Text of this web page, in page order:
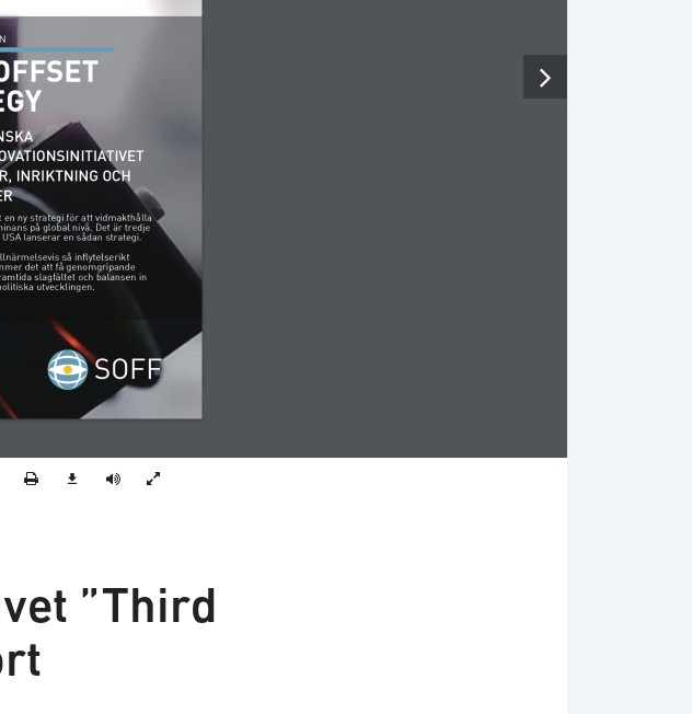
INRIKTNING OCH
en ny strategi för att vidmakthålla
på global nivå. Det är tredje
lanserar en sådan strategi.
så inflytelserikt
det att få genomgripande
slagfältet och balansen in
utvecklingen.
”Third